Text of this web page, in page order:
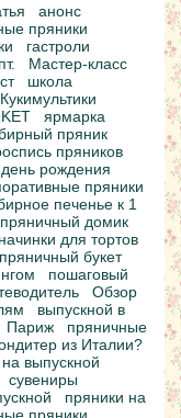
анонс
пряники
гастроли
Мастер-класс
школа
Кукимультики
ярмарка
пряник
пряников
день рождения
пряники
печенье к 1
пряничный домик
начинки для тортов
пряничный букет
пошаговый
Обзор
выпускной в
Париж
пряничные
из Италии?
выпускной
сувениры
пряники на
пряники